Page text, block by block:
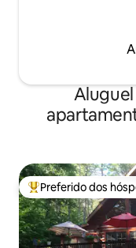
Entre os melhores
Preferido dos